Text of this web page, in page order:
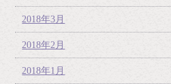
2018年3月
2018年2月
2018年1月